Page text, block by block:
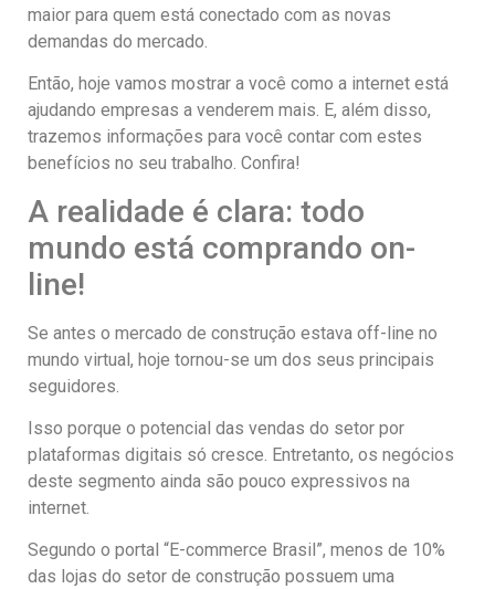
maior para quem está conectado com as novas
demandas do mercado.
Então, hoje vamos mostrar a você como a internet está
ajudando empresas a venderem mais. E, além disso,
trazemos informações para você contar com estes
benefícios no seu trabalho. Confira!
A realidade é clara: todo
mundo está comprando on-
line!
Se antes o mercado de construção estava off-line no
mundo virtual, hoje tornou-se um dos seus principais
seguidores.
Isso porque o potencial das vendas do setor por
plataformas digitais só cresce. Entretanto, os negócios
deste segmento ainda são pouco expressivos na
internet.
Segundo o portal “E-commerce Brasil”, menos de 10%
das lojas do setor de construção possuem uma